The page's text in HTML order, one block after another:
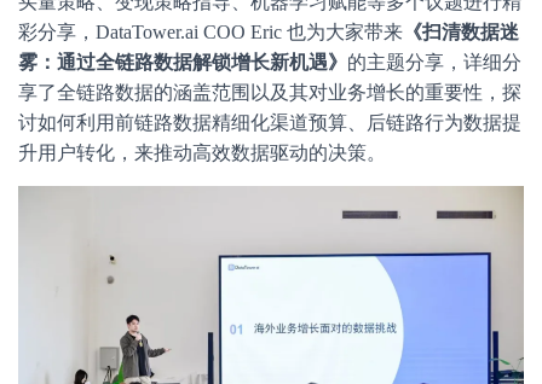
彩分享，DataTower.ai COO Eric 也为大家带来 《扫清数据迷
雾：通过全链路数据解锁增长新机遇》 的主题分享，详细分
享了全链路数据的涵盖范围以及其对业务增长的重要性，探
讨如何利用前链路数据精细化渠道预算、后链路行为数据提
升用户转化，来推动高效数据驱动的决策。